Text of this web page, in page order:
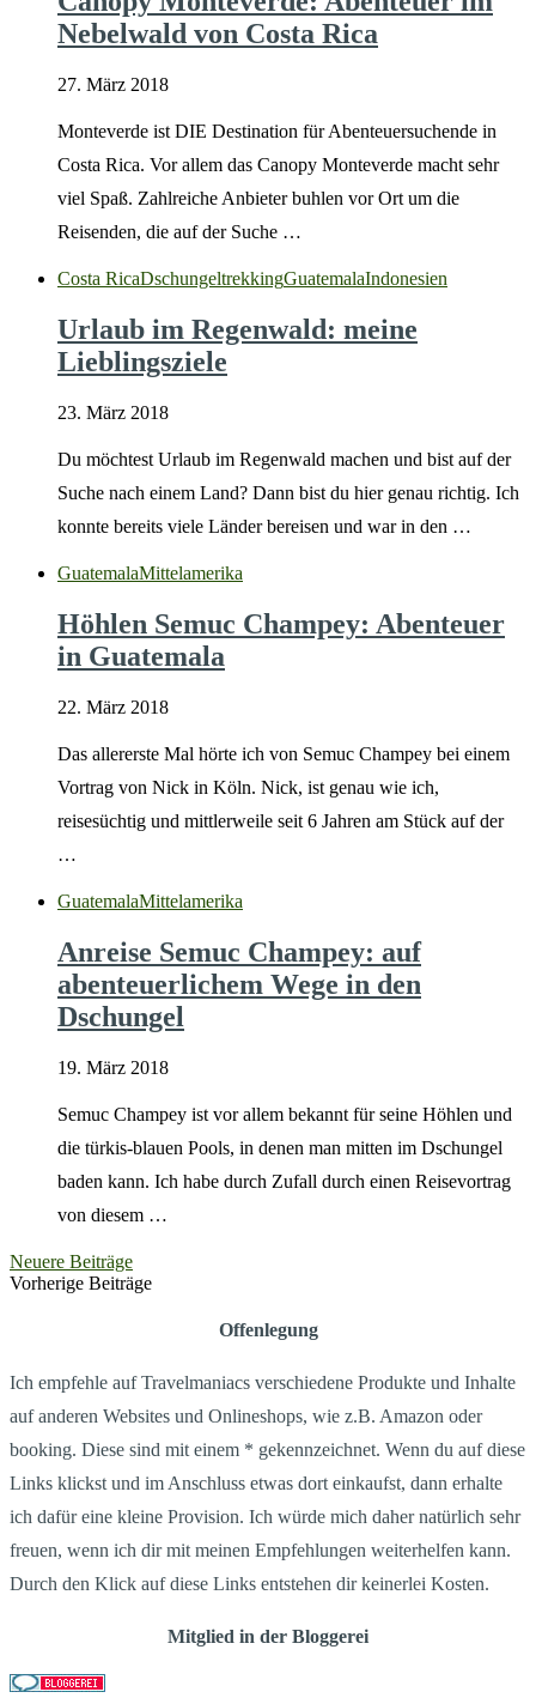
Nebelwald von Costa Rica
27. März 2018
Monteverde ist DIE Destination für Abenteuersuchende in
Costa Rica. Vor allem das Canopy Monteverde macht sehr
viel Spaß. Zahlreiche Anbieter buhlen vor Ort um die
Reisenden, die auf der Suche …
Costa RicaDschungeltrekkingGuatemalaIndonesien
Urlaub im Regenwald: meine
Lieblingsziele
23. März 2018
Du möchtest Urlaub im Regenwald machen und bist auf der
Suche nach einem Land? Dann bist du hier genau richtig. Ich
konnte bereits viele Länder bereisen und war in den …
GuatemalaMittelamerika
Höhlen Semuc Champey: Abenteuer
in Guatemala
22. März 2018
Das allererste Mal hörte ich von Semuc Champey bei einem
Vortrag von Nick in Köln. Nick, ist genau wie ich,
reisesüchtig und mittlerweile seit 6 Jahren am Stück auf der
…
GuatemalaMittelamerika
Anreise Semuc Champey: auf
abenteuerlichem Wege in den
Dschungel
19. März 2018
Semuc Champey ist vor allem bekannt für seine Höhlen und
die türkis-blauen Pools, in denen man mitten im Dschungel
baden kann. Ich habe durch Zufall durch einen Reisevortrag
von diesem …
Neuere Beiträge
Vorherige Beiträge
Offenlegung
Ich empfehle auf Travelmaniacs verschiedene Produkte und Inhalte
auf anderen Websites und Onlineshops, wie z.B. Amazon oder
booking. Diese sind mit einem * gekennzeichnet. Wenn du auf diese
Links klickst und im Anschluss etwas dort einkaufst, dann erhalte
ich dafür eine kleine Provision. Ich würde mich daher natürlich sehr
freuen, wenn ich dir mit meinen Empfehlungen weiterhelfen kann.
Durch den Klick auf diese Links entstehen dir keinerlei Kosten.
Mitglied in der Bloggerei